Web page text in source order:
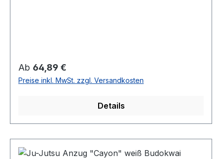
Regulärer Preis:
Ab 64,89 €
Preise inkl. MwSt. zzgl. Versandkosten
Details